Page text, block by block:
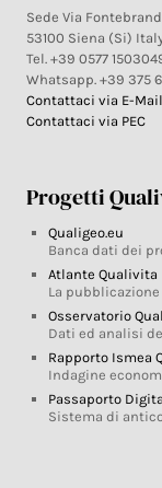
Sede Via
53100 Siena (Si)
Tel. +39 0577
Whatsapp. +39 375
Contattaci via E-Mail
Contattaci via PEC
Progetti
Qualigeo.eu
Banca dati dei
Atlante Qualivita
La pubblicazione
Osservatorio
Dati ed analisi
Rapporto Ismea
Indagine
Passaporto
Sistema di